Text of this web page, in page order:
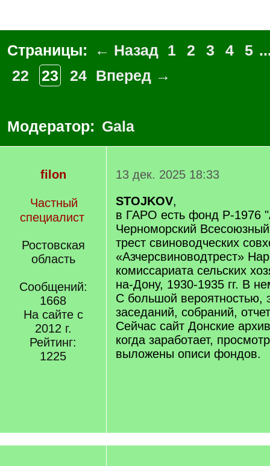
Страницы: ← Назад 1 2 3 4 5
22
23 24 Вперед →
Модератор: Gala
filon
Частный
специалист
Ростовская
область
Сообщений:
1668
На сайте с
2012 г.
Рейтинг:
1225
13 дек. 2025 18:33
STOJKOV,
в ГАРО есть фонд Р-1976
Черноморский
трест свиноводческих
«Азчерсвиноводтрест»
комиссариата сельских
на-Дону, 1930-1935 гг. В
С большой вероятностью,
заседаний, собраний,
Сейчас сайт Донские
когда заработает,
выложены описи фондов.